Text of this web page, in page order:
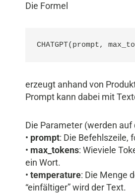
Die Formel
CHATGPT(prompt,
erzeugt anhand von
Prompt kann dabei mit
Die Parameter (werden auf
• prompt: Die Befehlszeile,
• max_tokens: Wieviele
ein Wort.
• temperature: Die Menge
“einfältiger” wird der Text.